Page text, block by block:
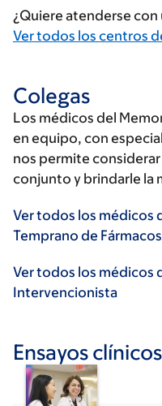
¿Quiere atenderse
Ver todos los centros
Colegas
Los médicos del
en equipo, con
nos permite
conjunto y brindarle la
Ver todos los médicos
Temprano de Fármacos
Ver todos los médicos
Intervencionista
Ensayos clínicos